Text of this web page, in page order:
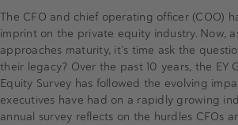
The CFO and chief operating officer (COO)
imprint on the private equity industry. Now,
approaches maturity, it’s time ask the
their legacy? Over the past 10 years, the EY
Equity Survey has followed the evolving
executives have had on a rapidly growing
annual survey reflects on the hurdles CFOs